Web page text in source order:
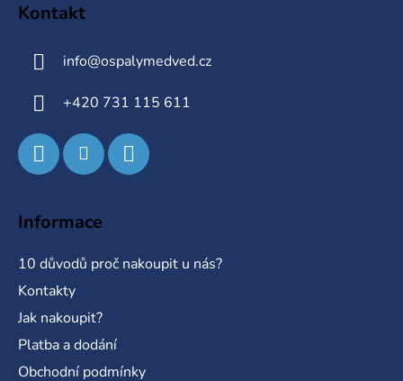
Kontakt
info@ospalymedved.cz
+420 731 115 611
Informace
10 důvodů proč nakoupit u nás?
Kontakty
Jak nakoupit?
Platba a dodání
Obchodní podmínky